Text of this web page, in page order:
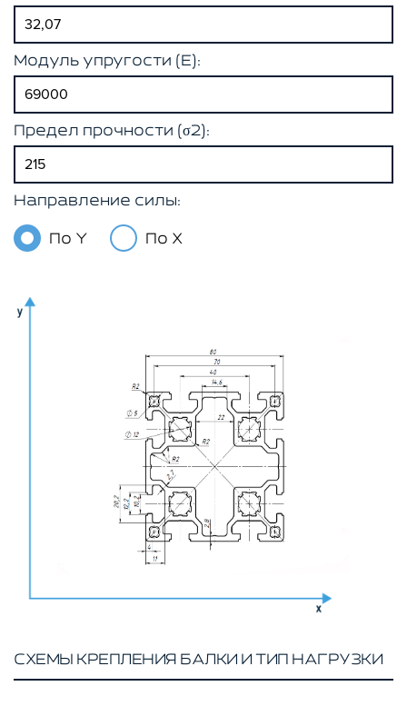
Модуль упругости (E):
Предел прочности (σ2):
Направление силы:
По Y По X
СХЕМЫ КРЕПЛЕНИЯ БАЛКИ И ТИП НАГРУЗКИ